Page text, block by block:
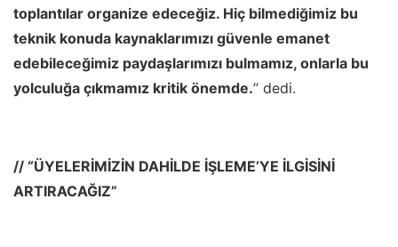
toplantılar organize edeceğiz. Hiç bilmediğimiz bu
teknik konuda kaynaklarımızı güvenle emanet
edebileceğimiz paydaşlarımızı bulmamız, onlarla bu
yolculuğa çıkmamız kritik önemde.” dedi.
// “ÜYELERİMİZİN DAHİLDE İŞLEME’YE İLGİSİNİ
ARTIRACAĞIZ”